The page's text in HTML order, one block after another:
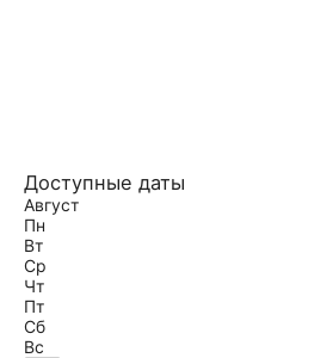
Доступные даты
Август
Пн
Вт
Ср
Чт
Пт
Сб
Вс